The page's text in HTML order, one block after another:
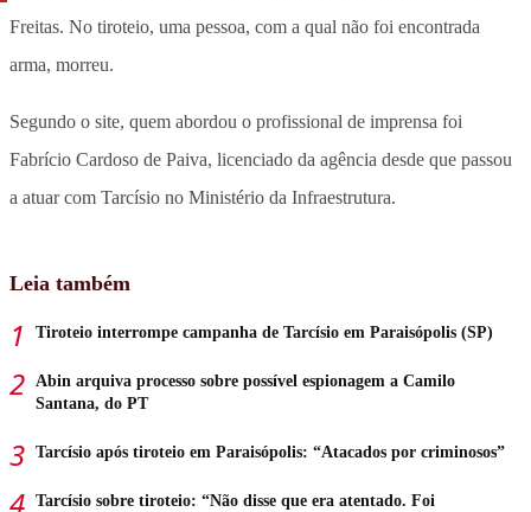
Freitas. No tiroteio, uma pessoa, com a qual não foi encontrada
arma, morreu.
Segundo o site, quem abordou o profissional de imprensa foi
Fabrício Cardoso de Paiva, licenciado da agência desde que passou
a atuar com Tarcísio no Ministério da Infraestrutura.
Leia também
Tiroteio interrompe campanha de Tarcísio em Paraisópolis (SP)
Abin arquiva processo sobre possível espionagem a Camilo
Santana, do PT
Tarcísio após tiroteio em Paraisópolis: “Atacados por criminosos”
Tarcísio sobre tiroteio: “Não disse que era atentado. Foi